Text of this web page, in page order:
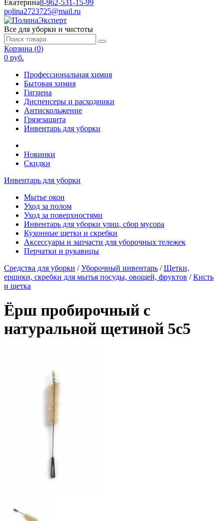
Екатерина8-962-531-15-99
polina2723725@mail.ru
Все для уборки и чистоты
Корзина (0)
0 руб.
Профессиональная химия
Бытовая химия
Гигиена
Диспенсеры и расходники
Антискольжение
Грязезащита
Инвентарь для уборки
Новинки
Скидки
Инвентарь для уборки
Мытье окон
Уход за полом
Уход за поверхностями
Инвентарь для уборки улиц, сбор мусора
Кухонные щетки и скребки
Аксессуары и запчасти для уборочных тележек
Перчатки и рукавицы
Средства для уборки /Уборочный инвентарь /Щетки,
ершики, скребки для мытья посуды, овощей, фруктов /Кисть
и щетка
Ёрш пробирочный с
натуральной щетиной 5с5